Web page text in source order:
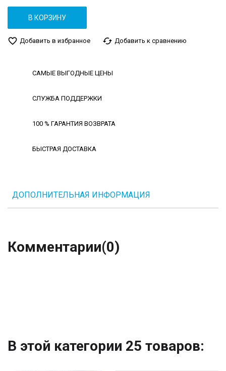
В КОРЗИНУ
favorite_border Добавить в избранное cached Добавить к сравнению
САМЫЕ ВЫГОДНЫЕ ЦЕНЫ
СЛУЖБА ПОДДЕРЖКИ
100 % ГАРАНТИЯ ВОЗВРАТА
БЫСТРАЯ ДОСТАВКА
ДОПОЛНИТЕЛЬНАЯ ИНФОРМАЦИЯ
Комментарии(0)
В этой категории 25 товаров: